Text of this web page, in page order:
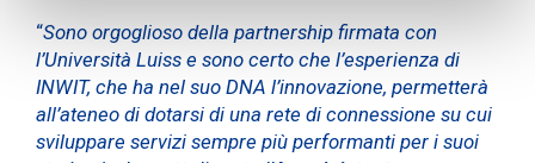
“Sono orgoglioso della partnership firmata con
l’Università Luiss e sono certo che l’esperienza di
INWIT, che ha nel suo DNA l’innovazione, permetterà
all’ateneo di dotarsi di una rete di connessione su cui
sviluppare servizi sempre più performanti per i suoi